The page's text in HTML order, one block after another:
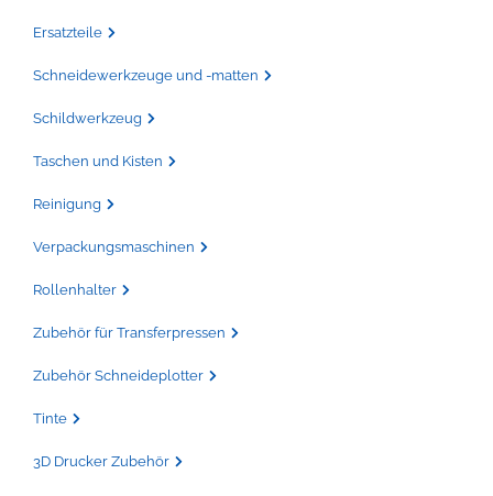
Ersatzteile
Schneidewerkzeuge und -matten
Schildwerkzeug
Taschen und Kisten
Reinigung
Verpackungsmaschinen
Rollenhalter
Zubehör für Transferpressen
Zubehör Schneideplotter
Tinte
3D Drucker Zubehör